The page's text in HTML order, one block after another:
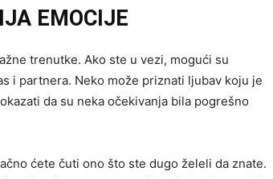
EMOCIJE
trenutke. Ako ste u vezi, mogući su
i partnera. Neko može priznati ljubav koju je
da su neka očekivanja bila pogrešno
ćete čuti ono što ste dugo želeli da znate.